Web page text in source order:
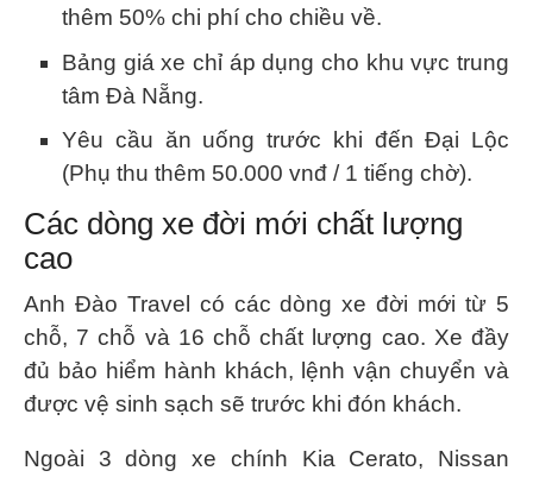
thêm 50% chi phí cho chiều về.
Bảng giá xe chỉ áp dụng cho khu vực trung
tâm Đà Nẵng.
Yêu cầu ăn uống trước khi đến Đại Lộc
(Phụ thu thêm 50.000 vnđ / 1 tiếng chờ).
Các dòng xe đời mới chất lượng
cao
Anh Đào Travel có các dòng xe đời mới từ 5
chỗ, 7 chỗ và 16 chỗ chất lượng cao. Xe đầy
đủ bảo hiểm hành khách, lệnh vận chuyển và
được vệ sinh sạch sẽ trước khi đón khách.
Ngoài 3 dòng xe chính Kia Cerato, Nissan